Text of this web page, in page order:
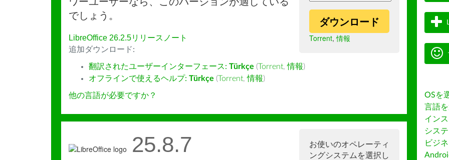
ダウンロード
Torrent,情報
でしょう。
LibreOffice 26.2.5リリースノート
追加ダウンロード:
翻訳されたユーザーインターフェース: Türkçe (Torrent,情報)
オフラインで使えるヘルプ: Türkçe (Torrent,情報)
他の言語が必要ですか？
お使いのオペレーティ
ングシステムを選択し
25.8.7
OSを
言語
イン
シス
ビジ